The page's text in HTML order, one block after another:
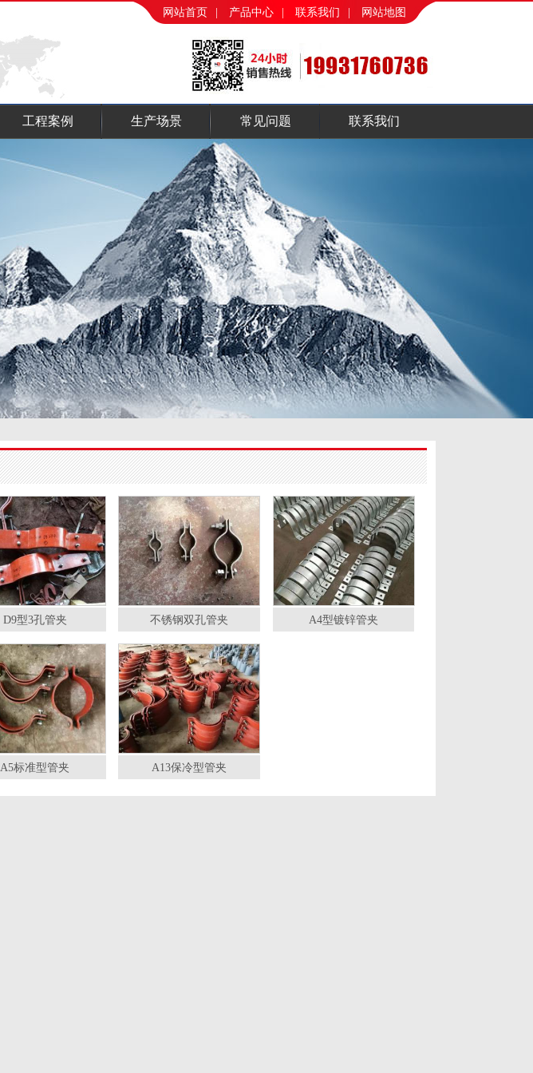
网站首页 | 产品中心 | 联系我们 | 网站地图
工程案例 生产场景 常见问题 联系我们
D9型3孔管夹 不锈钢双孔管夹 A4型镀锌管夹
A5标准型管夹 A13保冷型管夹